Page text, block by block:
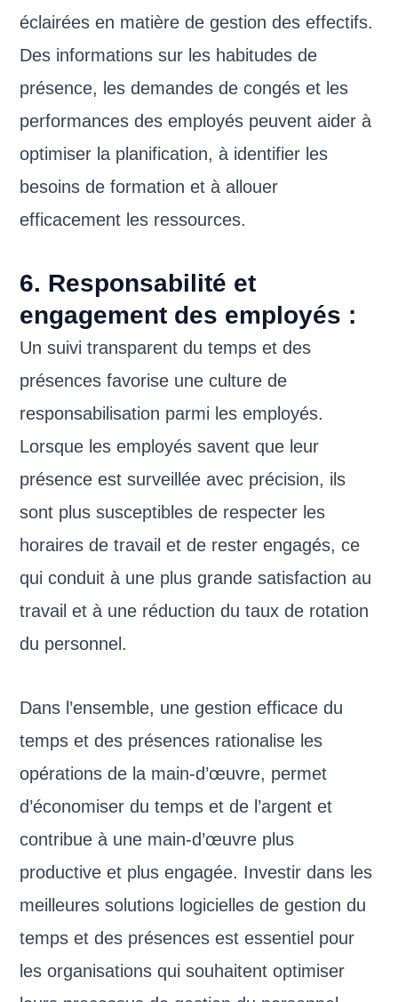
éclairées en matière de gestion des effectifs.
Des informations sur les habitudes de
présence, les demandes de congés et les
performances des employés peuvent aider à
optimiser la planification, à identifier les
besoins de formation et à allouer
efficacement les ressources.
6. Responsabilité et
engagement des employés :
Un suivi transparent du temps et des
présences favorise une culture de
responsabilisation parmi les employés.
Lorsque les employés savent que leur
présence est surveillée avec précision, ils
sont plus susceptibles de respecter les
horaires de travail et de rester engagés, ce
qui conduit à une plus grande satisfaction au
travail et à une réduction du taux de rotation
du personnel.
Dans l’ensemble, une gestion efficace du
temps et des présences rationalise les
opérations de la main-d’œuvre, permet
d’économiser du temps et de l’argent et
contribue à une main-d’œuvre plus
productive et plus engagée. Investir dans les
meilleures solutions logicielles de gestion du
temps et des présences est essentiel pour
les organisations qui souhaitent optimiser